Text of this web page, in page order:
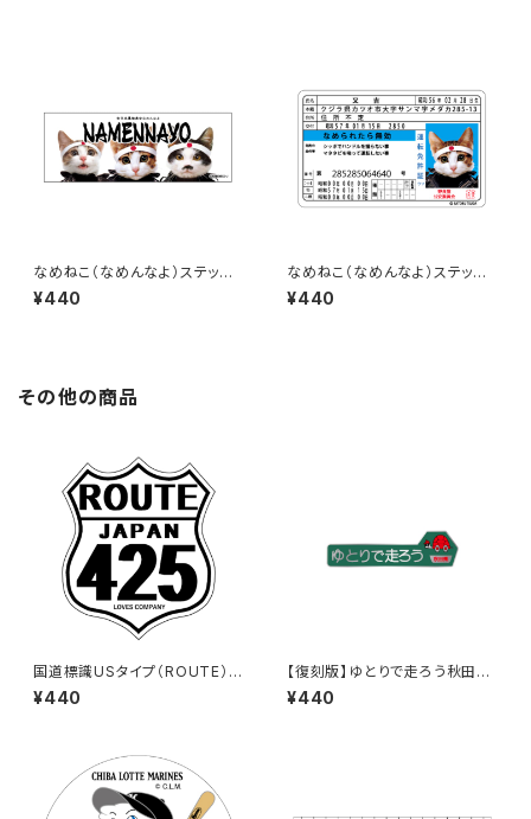
なめねこ（なめんなよ）ステッカ
ー C-3
¥440
なめねこ（なめんなよ）ステッカ
ー D-2
¥440
その他の商品
国道標識USタイプ（ROUTE）ス
テッカー 425号線（ホワイト）
¥440
【復刻版】ゆとりで走ろう秋田県
（緑）：ステッカー
¥440